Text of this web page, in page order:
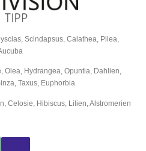
Scindapsus, Calathea, Pilea,
Olea, Hydrangea, Opuntia, Dahlien,
Taxus, Euphorbia
Celosie, Hibiscus, Lilien, Alstromerien